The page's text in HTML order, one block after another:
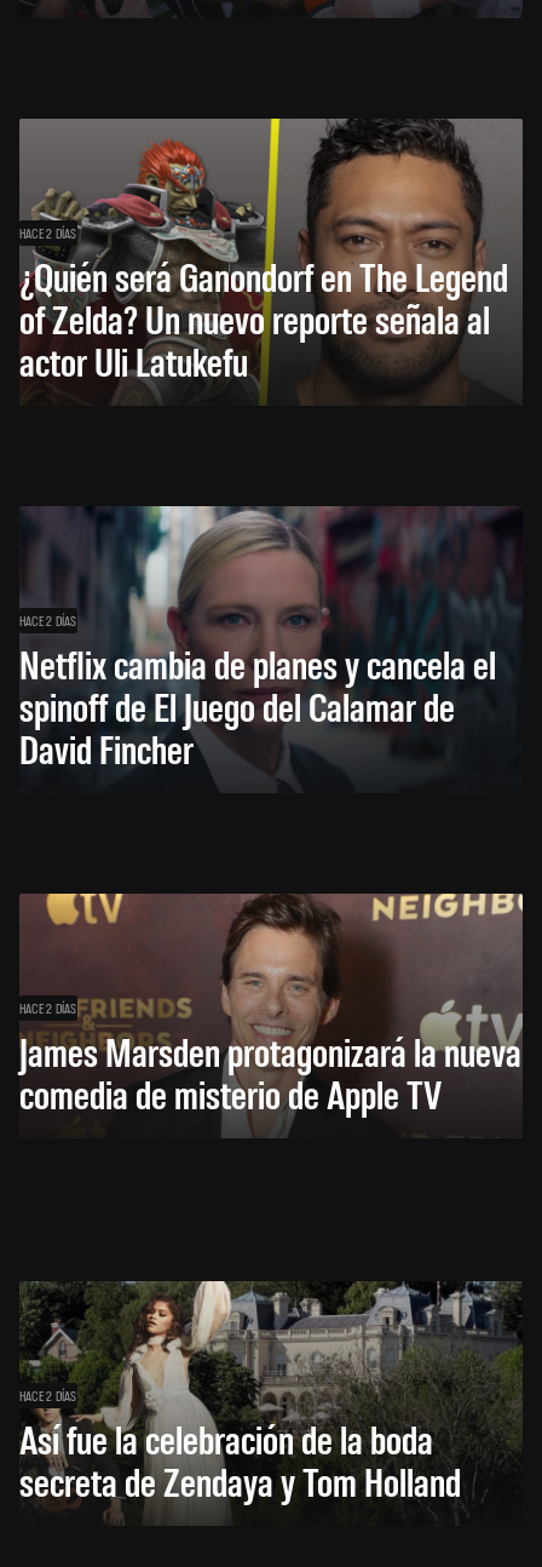
HACE 2 DÍAS
¿Quién será Ganondorf en The Legend
of Zelda? Un nuevo reporte señala al
actor Uli Latukefu
HACE 2 DÍAS
Netflix cambia de planes y cancela el
spinoff de El Juego del Calamar de
David Fincher
HACE 2 DÍAS
James Marsden protagonizará la nueva
comedia de misterio de Apple TV
HACE 2 DÍAS
Así fue la celebración de la boda
secreta de Zendaya y Tom Holland